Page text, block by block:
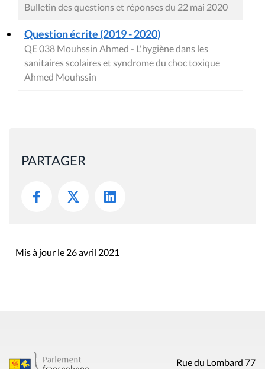
Bulletin des questions et réponses du 22 mai 2020
Question écrite (2019 - 2020)
QE 038 Mouhssin Ahmed - L'hygiène dans les
sanitaires scolaires et syndrome du choc toxique
Ahmed Mouhssin
PARTAGER
Mis à jour le 26 avril 2021
Rue du Lombard 77